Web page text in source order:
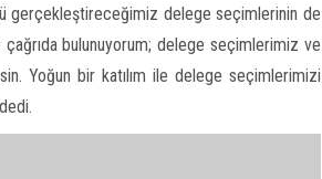
gerçekleştireceğimiz delege seçimlerinin de
bulunuyorum; delege seçimlerimiz ve
Yoğun bir katılım ile delege seçimlerimizi